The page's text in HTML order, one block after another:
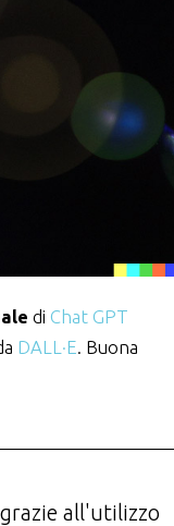
di Chat GPT
DALL·E. Buona
all'utilizzo